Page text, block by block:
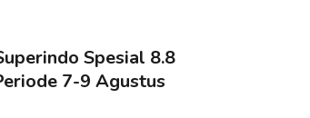
Spesial 8.8
7-9 Agustus